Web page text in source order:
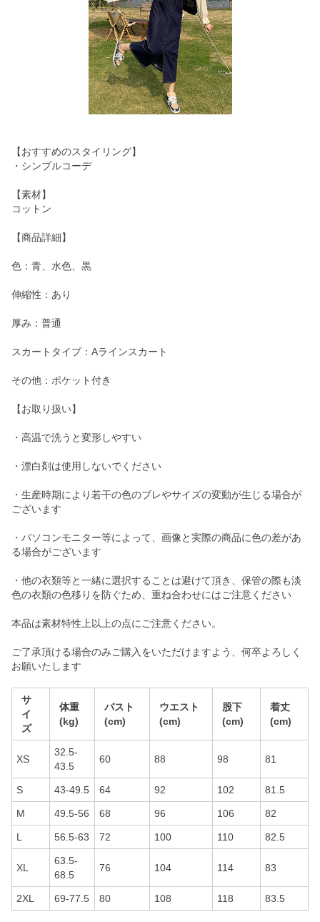
【おすすめのスタイリング】
・シンプルコーデ
【素材】
コットン
【商品詳細】
色：青、水色、黒
伸縮性：あり
厚み：普通
スカートタイプ：Aラインスカート
その他：ポケット付き
【お取り扱い】
・高温で洗うと変形しやすい
・漂白剤は使用しないでください
・生産時期により若干の色のブレやサイズの変動が生じる場合が
ございます
・パソコンモニター等によって、画像と実際の商品に色の差があ
る場合がございます
・他の衣類等と一緒に選択することは避けて頂き、保管の際も淡
色の衣類の色移りを防ぐため、重ね合わせにはご注意ください
本品は素材特性上以上の点にご注意ください。
ご了承頂ける場合のみご購入をいただけますよう、何卒よろしく
お願いたします
サ
イ
ズ
体重
(kg)
バスト
(cm)
ウエスト
(cm)
股下
(cm)
着丈
(cm)
XS
32.5-
43.5
60 88 98 81
S 43-49.5 64 92 102 81.5
M 49.5-56 68 96 106 82
L 56.5-63 72 100 110 82.5
XL
63.5-
68.5
76 104 114 83
2XL 69-77.5 80 108 118 83.5